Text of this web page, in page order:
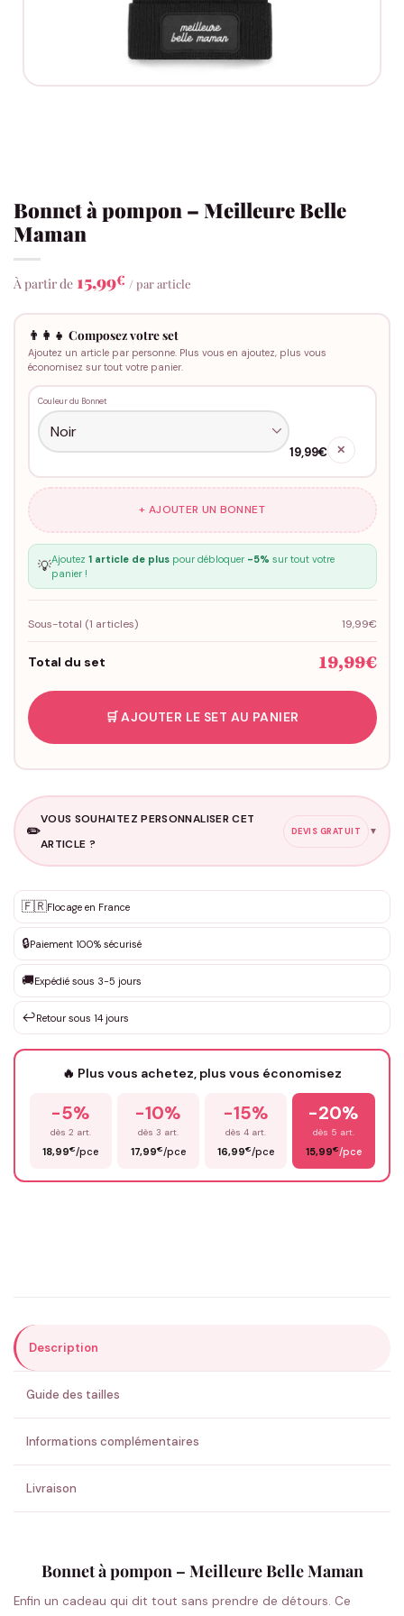
Bonnet à pompon – Meilleure Belle
Maman
À partir de 15,99€ / par article
👨‍👩‍👧 Composez votre set
Ajoutez un article par personne. Plus vous en ajoutez, plus vous
économisez sur tout votre panier.
Couleur du Bonnet
19,99€ ✕
+ AJOUTER UN BONNET
💡Ajoutez 1 article de pluspour débloquer -5% sur tout votre
panier !
Sous-total (1 articles) 19,99€
Total du set 19,99€
🛒 AJOUTER LE SET AU PANIER
✏️
VOUS SOUHAITEZ PERSONNALISER CET
ARTICLE ?
DEVIS GRATUIT ▼
✨ Personnalisation sur mesure
DEVIS GRATUIT · Personnalisation de 3 à 10€ selon la demande
Que souhaitez-vous ?*
Votre texte / idée*
Prénom*
ENVOYER MA DEMANDE ✨
💚 Retour sous 24-48h🇫🇷 Flocage en France✅ Validation avant fabrication
🇫🇷Flocage en France
🔒Paiement 100% sécurisé
🚚Expédié sous 3-5 jours
↩️Retour sous 14 jours
🔥 Plus vous achetez, plus vous économisez
-5%
dès 2 art.
18,99€/pce
-10%
dès 3 art.
17,99€/pce
-15%
dès 4 art.
16,99€/pce
-20%
dès 5 art.
15,99€/pce
Description
Guide des tailles
Informations complémentaires
Livraison
Bonnet à pompon – Meilleure Belle Maman
Enfin un cadeau qui dit tout sans prendre de détours. Ce